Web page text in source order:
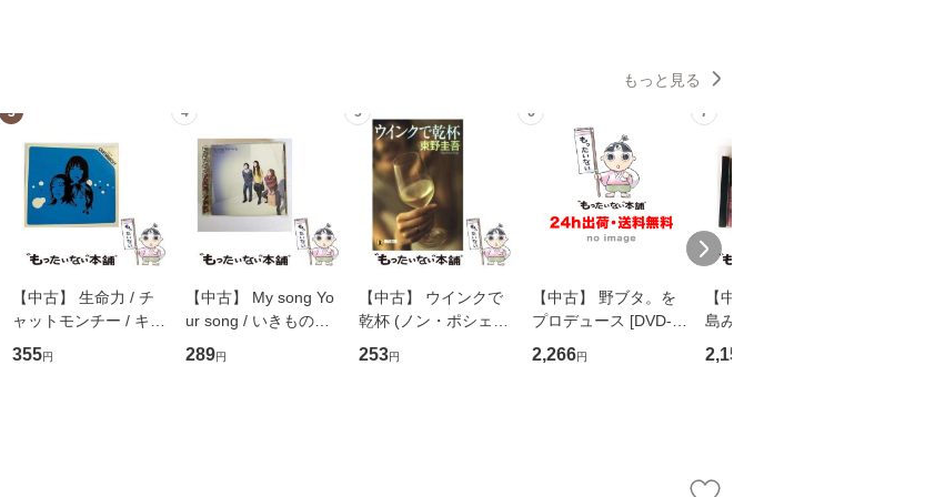
もっと見る
3
【中古】 生命力 / チ
ャットモンチー / キュ
ーンレコード [CD]
【メール便送料無料】
355円
4
【中古】 My song Yo
ur song / いきものが
かり / [CD]【メール便
送料無料】
289円
5
【中古】 ウインクで
乾杯 (ノン・ポシェッ
ト) / 東野圭吾 / 祥伝
社 [文庫]【メール便送
253円
6
【中古】 野ブタ。を
プロデュース [DVD-B
OX] / バップ [DVD]
【メール便送料無料】
2,266円
7
【中古】 寒水魚 / 中
島みゆき / [CD]【メー
ル便送料無料】
2,150